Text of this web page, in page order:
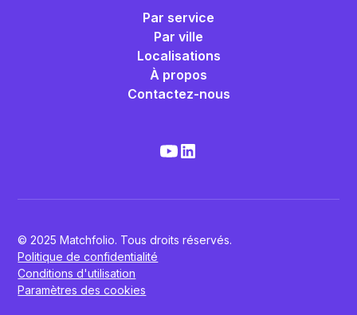
Par service
Par ville
Localisations
À propos
Contactez-nous
© 2025 Matchfolio. Tous droits réservés.
Politique de confidentialité
Conditions d'utilisation
Paramètres des cookies